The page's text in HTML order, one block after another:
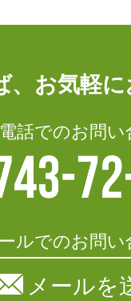
、お気軽
話でのお問い
ルでのお問い
メールを